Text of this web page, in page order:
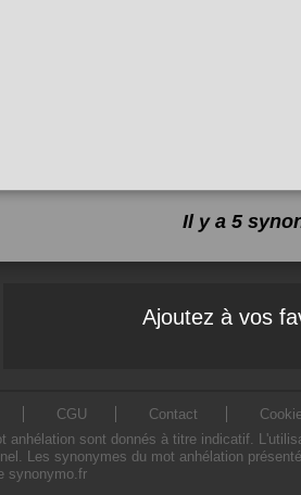
Il y a 5
Ajoutez à vos
CGU Contact
sont donnés à titre indicatif.
Les synonymes du mot anhélation
synonymo.fr